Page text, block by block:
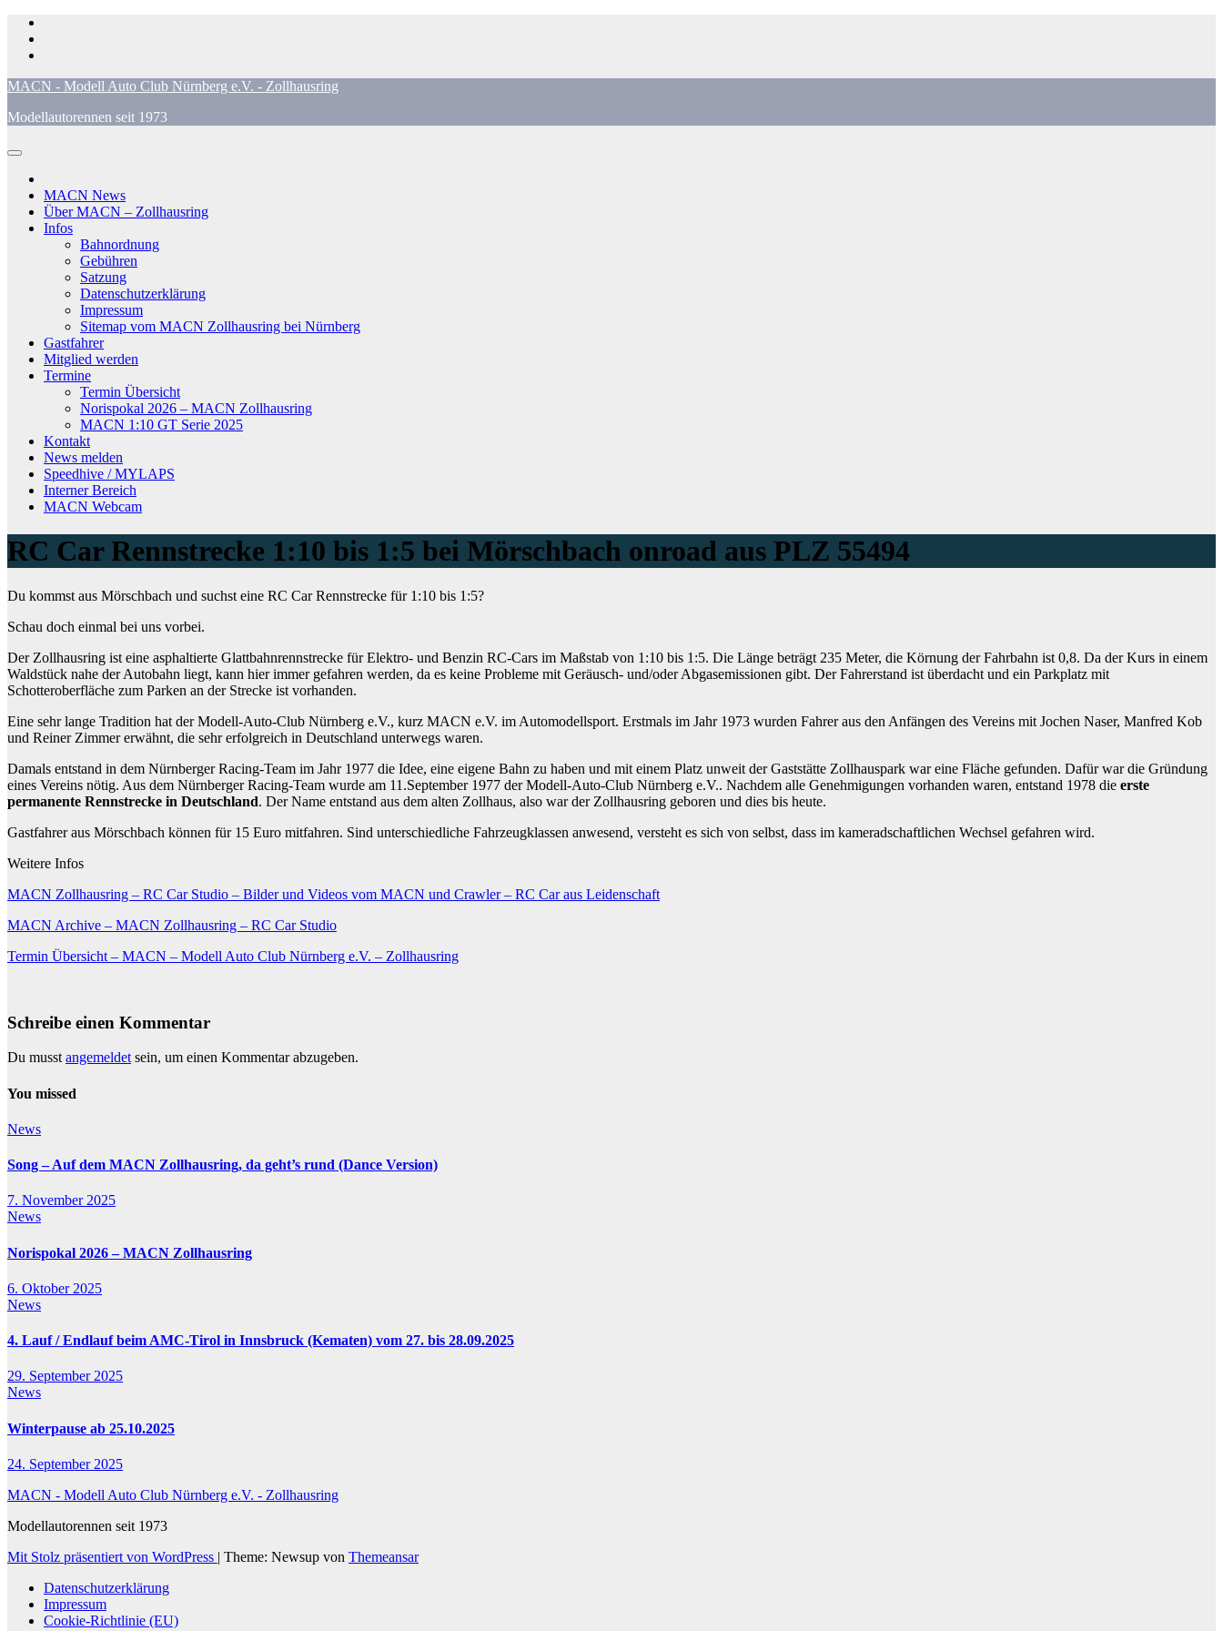
Zum
Inhalt
springen
MACN - Modell Auto Club Nürnberg e.V. - Zollhausring
Modellautorennen seit 1973
MACN News
Über MACN – Zollhausring
Infos
Bahnordnung
Gebühren
Satzung
Datenschutzerklärung
Impressum
Sitemap vom MACN Zollhausring bei Nürnberg
Gastfahrer
Mitglied werden
Termine
Termin Übersicht
Norispokal 2026 – MACN Zollhausring
MACN 1:10 GT Serie 2025
Kontakt
News melden
Speedhive / MYLAPS
Interner Bereich
MACN Webcam
RC Car Rennstrecke 1:10 bis 1:5 bei Mörschbach onroad aus PLZ 55494
Du kommst aus Mörschbach und suchst eine RC Car Rennstrecke für 1:10 bis 1:5?
Schau doch einmal bei uns vorbei.
Der Zollhausring ist eine asphaltierte Glattbahnrennstrecke für Elektro- und Benzin RC-Cars im Maßstab von 1:10 bis 1:5. Die Länge beträgt 235 Meter, die Körnung der Fahrbahn ist 0,8. Da der Kurs in einem
Waldstück nahe der Autobahn liegt, kann hier immer gefahren werden, da es keine Probleme mit Geräusch- und/oder Abgasemissionen gibt. Der Fahrerstand ist überdacht und ein Parkplatz mit
Schotteroberfläche zum Parken an der Strecke ist vorhanden.
Eine sehr lange Tradition hat der Modell-Auto-Club Nürnberg e.V., kurz MACN e.V. im Automodellsport. Erstmals im Jahr 1973 wurden Fahrer aus den Anfängen des Vereins mit Jochen Naser, Manfred Kob
und Reiner Zimmer erwähnt, die sehr erfolgreich in Deutschland unterwegs waren.
Damals entstand in dem Nürnberger Racing-Team im Jahr 1977 die Idee, eine eigene Bahn zu haben und mit einem Platz unweit der Gaststätte Zollhauspark war eine Fläche gefunden. Dafür war die Gründung
eines Vereins nötig. Aus dem Nürnberger Racing-Team wurde am 11.September 1977 der Modell-Auto-Club Nürnberg e.V.. Nachdem alle Genehmigungen vorhanden waren, entstand 1978 die erste
permanente Rennstrecke in Deutschland. Der Name entstand aus dem alten Zollhaus, also war der Zollhausring geboren und dies bis heute.
Gastfahrer aus Mörschbach können für 15 Euro mitfahren. Sind unterschiedliche Fahrzeugklassen anwesend, versteht es sich von selbst, dass im kameradschaftlichen Wechsel gefahren wird.
Weitere Infos
MACN Zollhausring – RC Car Studio – Bilder und Videos vom MACN und Crawler – RC Car aus Leidenschaft
MACN Archive – MACN Zollhausring – RC Car Studio
Termin Übersicht – MACN – Modell Auto Club Nürnberg e.V. – Zollhausring
Schreibe einen Kommentar
Du musst angemeldet sein, um einen Kommentar abzugeben.
You missed
News
Song – Auf dem MACN Zollhausring, da geht’s rund (Dance Version)
7. November 2025
News
Norispokal 2026 – MACN Zollhausring
6. Oktober 2025
News
4. Lauf / Endlauf beim AMC-Tirol in Innsbruck (Kematen) vom 27. bis 28.09.2025
29. September 2025
News
Winterpause ab 25.10.2025
24. September 2025
MACN - Modell Auto Club Nürnberg e.V. - Zollhausring
Modellautorennen seit 1973
Mit Stolz präsentiert von WordPress | Theme: Newsup von Themeansar
Datenschutzerklärung
Impressum
Cookie-Richtlinie (EU)